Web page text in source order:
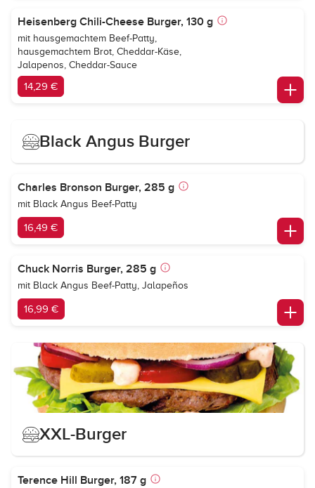
Heisenberg Chili-Cheese Burger, 130 g
mit hausgemachtem Beef-Patty,
hausgemachtem Brot, Cheddar-Käse,
Jalapenos, Cheddar-Sauce
14,29 €
Black Angus Burger
Charles Bronson Burger, 285 g
mit Black Angus Beef-Patty
16,49 €
Chuck Norris Burger, 285 g
mit Black Angus Beef-Patty, Jalapeños
16,99 €
XXL-Burger
Terence Hill Burger, 187 g